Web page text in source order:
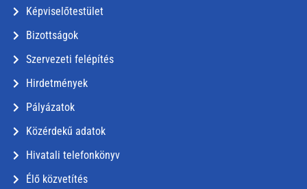
Képviselőtestület
Bizottságok
Szervezeti felépítés
Hirdetmények
Pályázatok
Közérdekű adatok
Hivatali telefonkönyv
Élő közvetítés